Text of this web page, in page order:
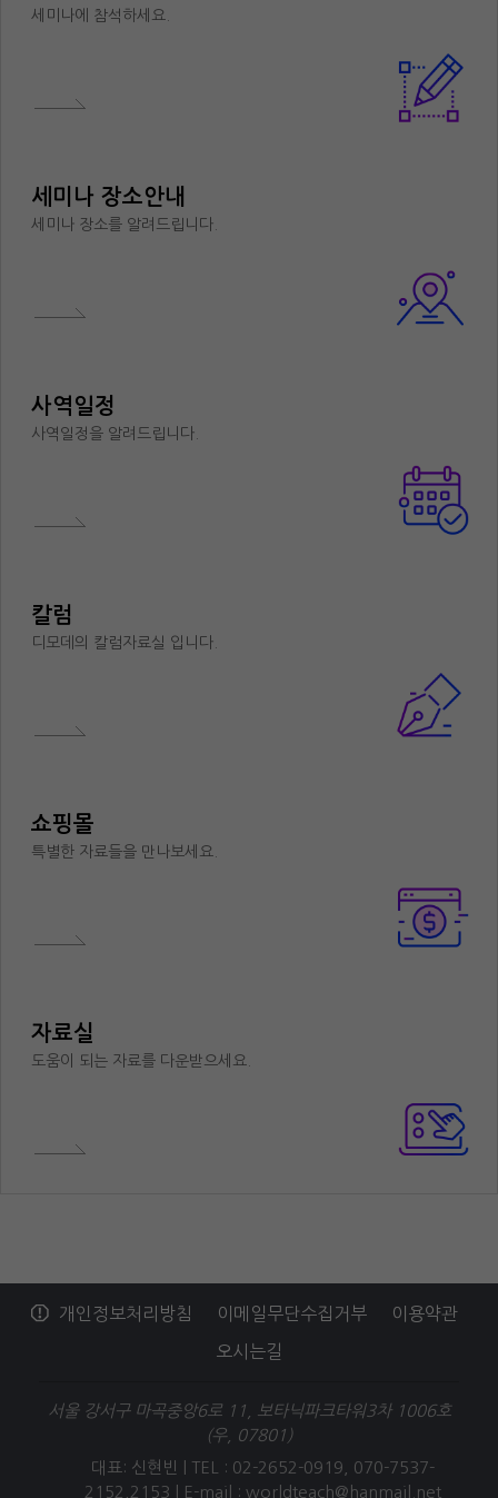
세미나에 참석하세요.
세미나 장소안내
세미나 장소를 알려드립니다.
사역일정
사역일정을 알려드립니다.
칼럼
디모데의 칼럼자료실 입니다.
쇼핑몰
특별한 자료들을 만나보세요.
자료실
도움이 되는 자료를 다운받으세요.
개인정보처리방침 이메일무단수집거부 이용약관
오시는길
서울 강서구 마곡중앙6로 11, 보타닉파크타워3차 1006호
(우, 07801)
대표: 신현빈 | TEL : 02-2652-0919, 070-7537-
2152,2153 |
E-mail : worldteach@hanmail.net